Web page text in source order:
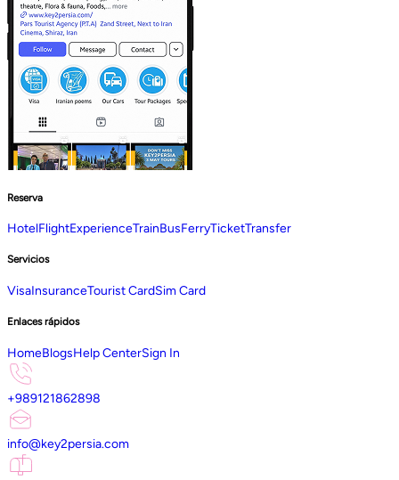
Reserva
HotelFlightExperienceTrainBusFerryTicketTransfer
Servicios
VisaInsuranceTourist CardSim Card
Enlaces rápidos
HomeBlogsHelp CenterSign In
+989121862898
info@key2persia.com